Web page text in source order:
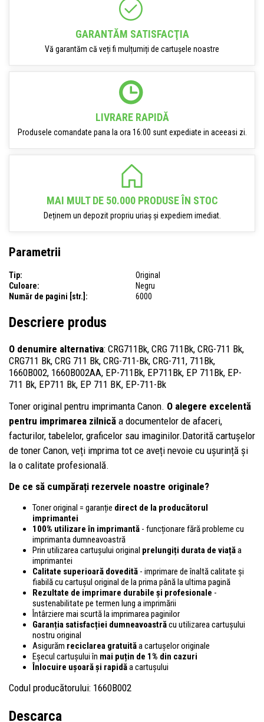
GARANTĂM SATISFACŢIA
Vă garantăm că veți fi mulțumiți de cartușele noastre
LIVRARE RAPIDĂ
Produsele comandate pana la ora 16:00 sunt expediate in aceeasi zi.
MAI MULT DE 50.000 PRODUSE ÎN STOC
Deținem un depozit propriu uriaș și expediem imediat.
Parametrii
Tip:
Original
Culoare:
Negru
Număr de pagini [str.]:
6000
Descriere produs
O denumire alternativa: CRG711Bk, CRG 711Bk, CRG-711 Bk,
CRG711 Bk, CRG 711 Bk, CRG-711-Bk, CRG-711, 711Bk,
1660B002, 1660B002AA, EP-711Bk, EP711Bk, EP 711Bk, EP-
711 Bk, EP711 Bk, EP 711 BK, EP-711-Bk
Toner original pentru imprimanta Canon. O alegere excelentă
pentru imprimarea zilnică a documentelor de afaceri,
facturilor, tabelelor, graficelor sau imaginilor.Datorită cartușelor
de toner Canon, veți imprima tot ce aveți nevoie cu ușurință și
la o calitate profesională.
De ce să cumpărați rezervele noastre originale?
Toner original = garanție direct de la producătorul
imprimantei
100% utilizare în imprimantă - funcționare fără probleme cu
imprimanta dumneavoastră
Prin utilizarea cartușului original prelungiți durata de viațăa
imprimantei
Calitate superioară dovedită - imprimare de înaltă calitate și
fiabilă cu cartușul original de la prima până la ultima pagină
Rezultate de imprimare durabile și profesionale -
sustenabilitate pe termen lung a imprimării
Întârziere mai scurtă la imprimarea paginilor
Garanția satisfacției dumneavoastrăcu utilizarea cartușului
nostru original
Asigurăm reciclarea gratuităa cartușelor originale
Eșecul cartușului în mai puțin de 1% din cazuri
Înlocuire ușoară și rapidăa cartușului
Codul producătorului: 1660B002
Descarca